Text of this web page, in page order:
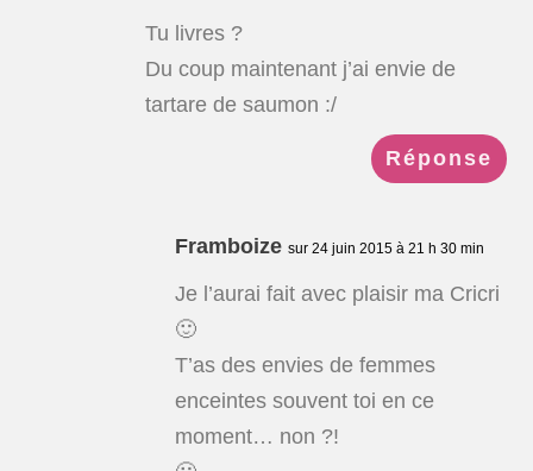
Tu livres ?
Du coup maintenant j’ai envie de
tartare de saumon :/
Réponse
Framboize sur 24 juin 2015 à 21 h 30 min
Je l’aurai fait avec plaisir ma Cricri
🙂
T’as des envies de femmes
enceintes souvent toi en ce
moment… non ?!